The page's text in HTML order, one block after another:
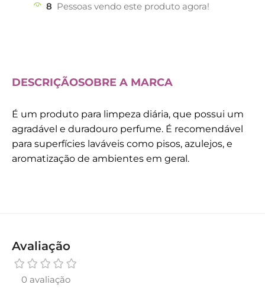
8 Pessoas vendo este produto agora!
DESCRIÇÃOSOBRE A MARCA
É um produto para limpeza diária, que possui um
agradável e duradouro perfume. É recomendável
para superfícies laváveis como pisos, azulejos, e
aromatização de ambientes em geral.
Avaliação
0 avaliação